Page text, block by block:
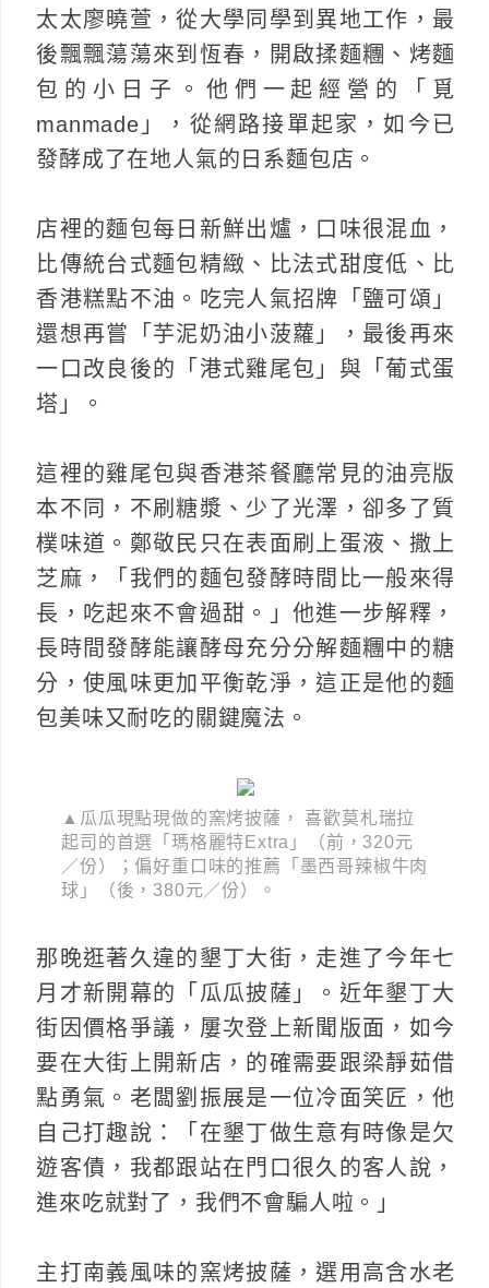
太太廖曉萱，從大學同學到異地工作，最
後飄飄蕩蕩來到恆春，開啟揉麵糰、烤麵
包的小日子。他們一起經營的「覓
manmade」，從網路接單起家，如今已
發酵成了在地人氣的日系麵包店。
店裡的麵包每日新鮮出爐，口味很混血，
比傳統台式麵包精緻、比法式甜度低、比
香港糕點不油。吃完人氣招牌「鹽可頌」
還想再嘗「芋泥奶油小菠蘿」，最後再來
一口改良後的「港式雞尾包」與「葡式蛋
塔」。
這裡的雞尾包與香港茶餐廳常見的油亮版
本不同，不刷糖漿、少了光澤，卻多了質
樸味道。鄭敬民只在表面刷上蛋液、撒上
芝麻，「我們的麵包發酵時間比一般來得
長，吃起來不會過甜。」他進一步解釋，
長時間發酵能讓酵母充分分解麵糰中的糖
分，使風味更加平衡乾淨，這正是他的麵
包美味又耐吃的關鍵魔法。
▲瓜瓜現點現做的窯烤披薩， 喜歡莫札瑞拉
起司的首選「瑪格麗特Extra」（前，320元
／份）；偏好重口味的推薦「墨西哥辣椒牛肉
球」（後，380元／份）。
那晚逛著久違的墾丁大街，走進了今年七
月才新開幕的「瓜瓜披薩」。近年墾丁大
街因價格爭議，屢次登上新聞版面，如今
要在大街上開新店，的確需要跟梁靜茹借
點勇氣。老闆劉振展是一位冷面笑匠，他
自己打趣說：「在墾丁做生意有時像是欠
遊客債，我都跟站在門口很久的客人說，
進來吃就對了，我們不會騙人啦。」
主打南義風味的窯烤披薩，選用高含水老